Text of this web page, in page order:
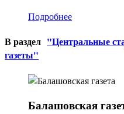
Подробнее
В раздел "Центральные
газеты"
Балашовская